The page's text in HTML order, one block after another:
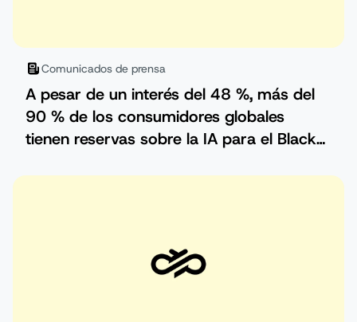
Comunicados de prensa
A pesar de un interés del 48 %, más del
90 % de los consumidores globales
tienen reservas sobre la IA para el Black